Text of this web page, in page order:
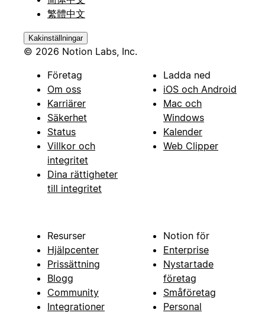
繁體中文
Kakinställningar
© 2026 Notion Labs, Inc.
Företag
Om oss
Karriärer
Säkerhet
Status
Villkor och
integritet
Dina rättigheter
till integritet
Ladda ned
iOS och Android
Mac och
Windows
Kalender
Web Clipper
Resurser
Hjälpcenter
Prissättning
Blogg
Community
Integrationer
Notion för
Enterprise
Nystartade
företag
Småföretag
Personal